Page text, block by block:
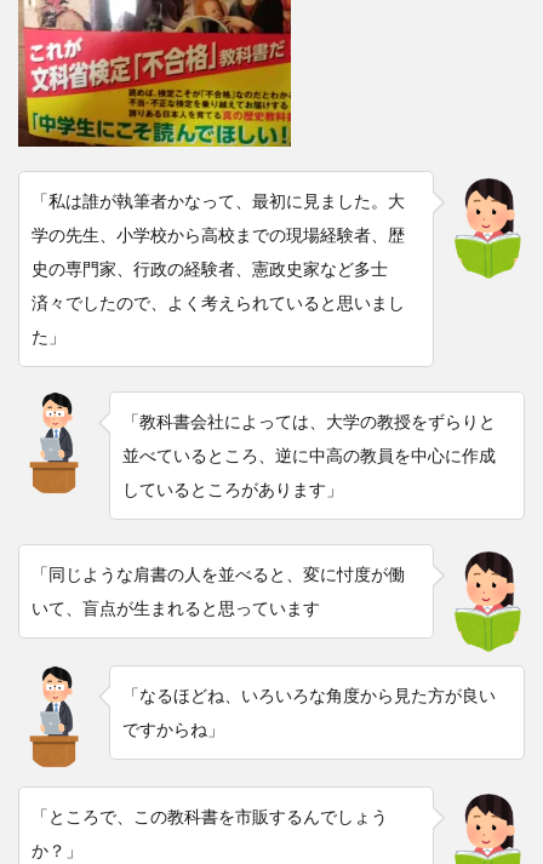
「私は誰が執筆者かなって、最初に見ました。大
学の先生、小学校から高校までの現場経験者、歴
史の専門家、行政の経験者、憲政史家など多士
済々でしたので、よく考えられていると思いまし
た」
「教科書会社によっては、大学の教授をずらりと
並べているところ、逆に中高の教員を中心に作成
しているところがあります」
「同じような肩書の人を並べると、変に忖度が働
いて、盲点が生まれると思っています
「なるほどね、いろいろな角度から見た方が良い
ですからね」
「ところで、この教科書を市販するんでしょう
か？」